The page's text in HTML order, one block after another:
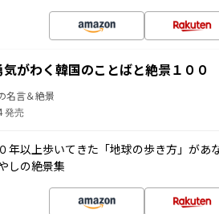
がわく韓国のことばと絶景１００
名言＆絶景
発売
年以上歩いてきた「地球の歩き方」があ
しの絶景集